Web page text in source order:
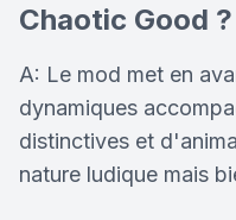
Chaotic Good ?
A: Le mod met en
dynamiques
distinctives et
nature ludique mais